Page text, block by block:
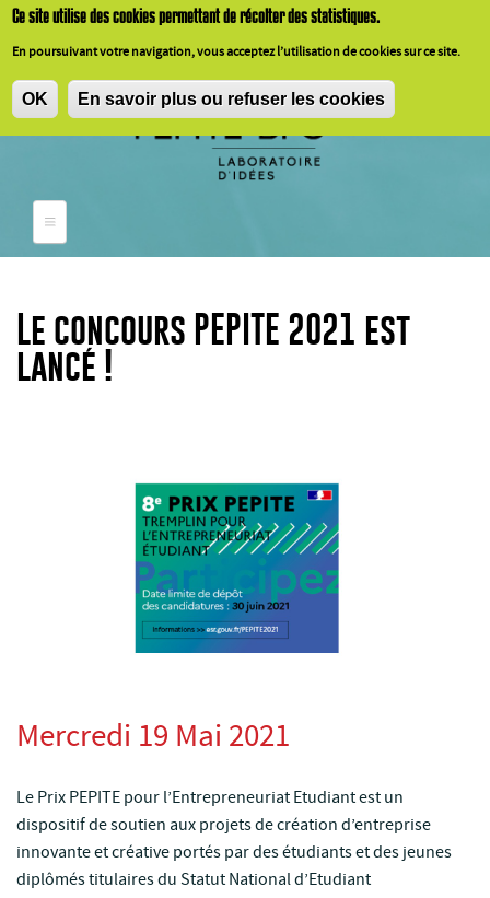
Cesiteutilisedes cookiespermettantderécolterdesstatistiques.
En poursuivantvotre navigation,vousacceptezl’utilisationde cookiessurcesite.
OK En savoir plus ou refuser les cookies
Aller au contenu principal
Le concours PEPITE 2021 est
lancé !
Mercredi 19 Mai 2021
Le Prix PEPITE pour l’Entrepreneuriat Etudiant est un
dispositif de soutien aux projets de création d’entreprise
innovante et créative portés par des étudiants et des jeunes
diplômés titulaires du Statut National d’Etudiant